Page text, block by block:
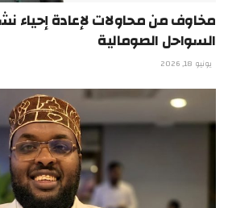
مخاوف من محاولات لإعادة إحياء
السواحل الصومالية
يونيو 18, 2026